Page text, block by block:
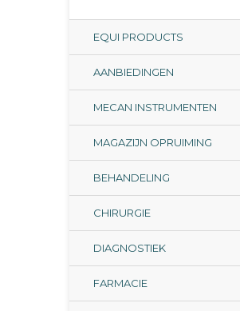
EQUI PRODUCTS
AANBIEDINGEN
MECAN INSTRUMENTEN
MAGAZIJN OPRUIMING
BEHANDELING
CHIRURGIE
DIAGNOSTIEK
FARMACIE